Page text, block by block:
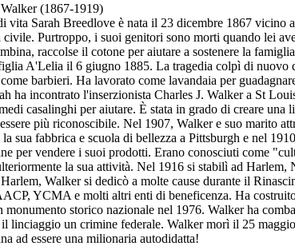
(1867-1919)
vita Sarah Breedlove è nata il 23 dicembre 1867 vicino
civile. Purtroppo, i suoi genitori sono morti quando lei
raccolse il cotone per aiutare a sostenere la
A'Lelia il 6 giugno 1885. La tragedia colpì di nuovo
barbieri. Ha lavorato come lavandaia per
ha incontrato l'inserzionista Charles J. Walker a St
casalinghi per aiutare. È stata in grado di creare
più riconoscibile. Nel 1907, Walker e suo marito
sua fabbrica e scuola di bellezza a Pittsburgh e nel
per vendere i suoi prodotti. Erano conosciuti come
la sua attività. Nel 1916 si stabilì ad
Walker si dedicò a molte cause durante il
YCMA e molti altri enti di beneficenza. Ha
monumento storico nazionale nel 1976. Walker ha
il linciaggio un crimine federale. Walker morì il 25
ad essere una milionaria autodidatta!